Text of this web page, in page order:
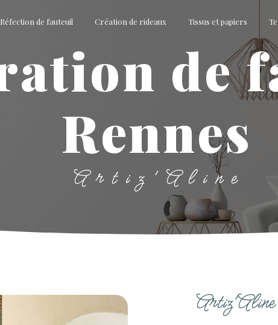
Réfection de fauteuil Création de rideaux Tissus et papiers
Rennes
Artiz'Aline
Artiz'Aline